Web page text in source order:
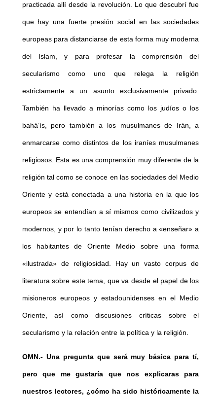
practicada allí desde la revolución. Lo que descubrí fue
que hay una fuerte presión social en las sociedades
europeas para distanciarse de esta forma muy moderna
del Islam, y para profesar la comprensión del
secularismo como uno que relega la religión
estrictamente a un asunto exclusivamente privado.
También ha llevado a minorías como los judíos o los
bahá’ís, pero también a los musulmanes de Irán, a
enmarcarse como distintos de los iraníes musulmanes
religiosos. Esta es una comprensión muy diferente de la
religión tal como se conoce en las sociedades del Medio
Oriente y está conectada a una historia en la que los
europeos se entendían a sí mismos como civilizados y
modernos, y por lo tanto tenían derecho a «enseñar» a
los habitantes de Oriente Medio sobre una forma
«ilustrada» de religiosidad. Hay un vasto corpus de
literatura sobre este tema, que va desde el papel de los
misioneros europeos y estadounidenses en el Medio
Oriente, así como discusiones críticas sobre el
secularismo y la relación entre la política y la religión.
OMN.- Una pregunta que será muy básica para tí,
pero que me gustaría que nos explicaras para
nuestros lectores, ¿cómo ha sido históricamente la